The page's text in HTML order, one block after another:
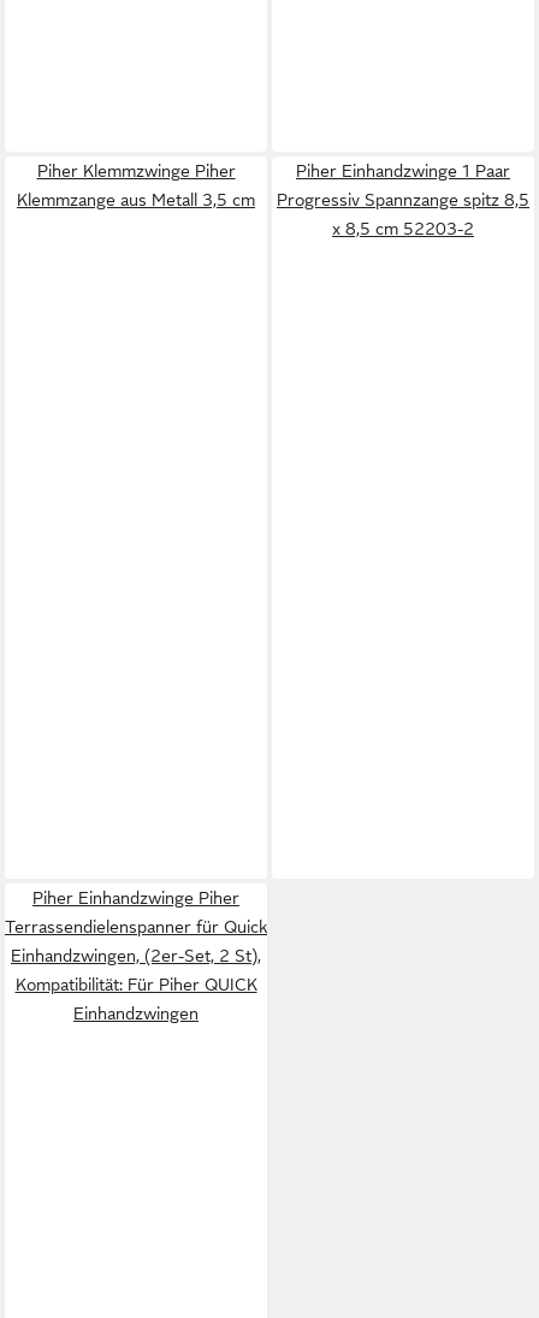
Piher Klemmzwinge Piher
Klemmzange aus Metall 3,5 cm
Piher Einhandzwinge 1 Paar
Progressiv Spannzange spitz 8,5
x 8,5 cm 52203-2
Piher Einhandzwinge Piher
Terrassendielenspanner für Quick
Einhandzwingen, (2er-Set, 2 St),
Kompatibilität: Für Piher QUICK
Einhandzwingen